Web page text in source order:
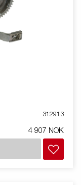
312913
4 907 NOK